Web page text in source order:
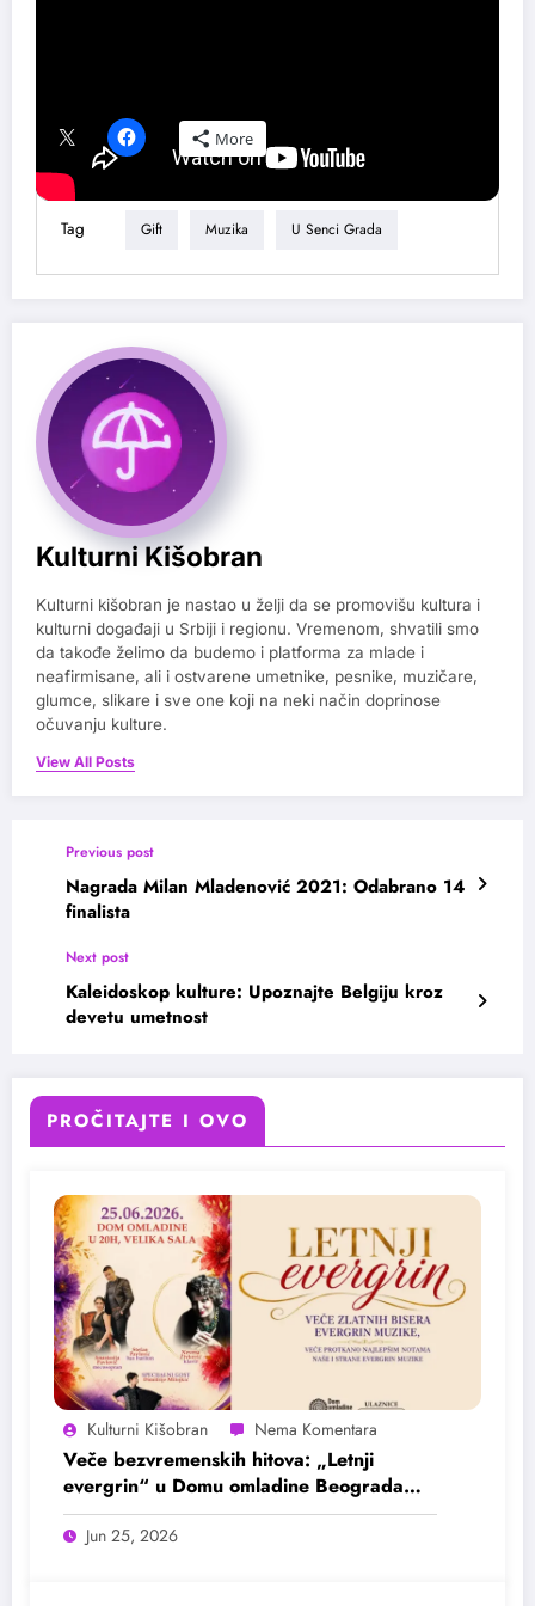
More
Tag Gift Muzika U Senci Grada
Kulturni Kišobran
Kulturni kišobran je nastao u želji da se promovišu kultura i
kulturni događaji u Srbiji i regionu. Vremenom, shvatili smo
da takođe želimo da budemo i platforma za mlade i
neafirmisane, ali i ostvarene umetnike, pesnike, muzičare,
glumce, slikare i sve one koji na neki način doprinose
očuvanju kulture.
View All Posts
Previous post
Nagrada Milan Mladenović 2021: Odabrano 14
finalista
Next post
Kaleidoskop kulture: Upoznajte Belgiju kroz
devetu umetnost
PROČITAJTE I OVO
Kulturni Kišobran
Veče bezvremenskih hitova: „Letnji
evergrin“ u Domu omladine Beograda
25. juna
Jun 25, 2026